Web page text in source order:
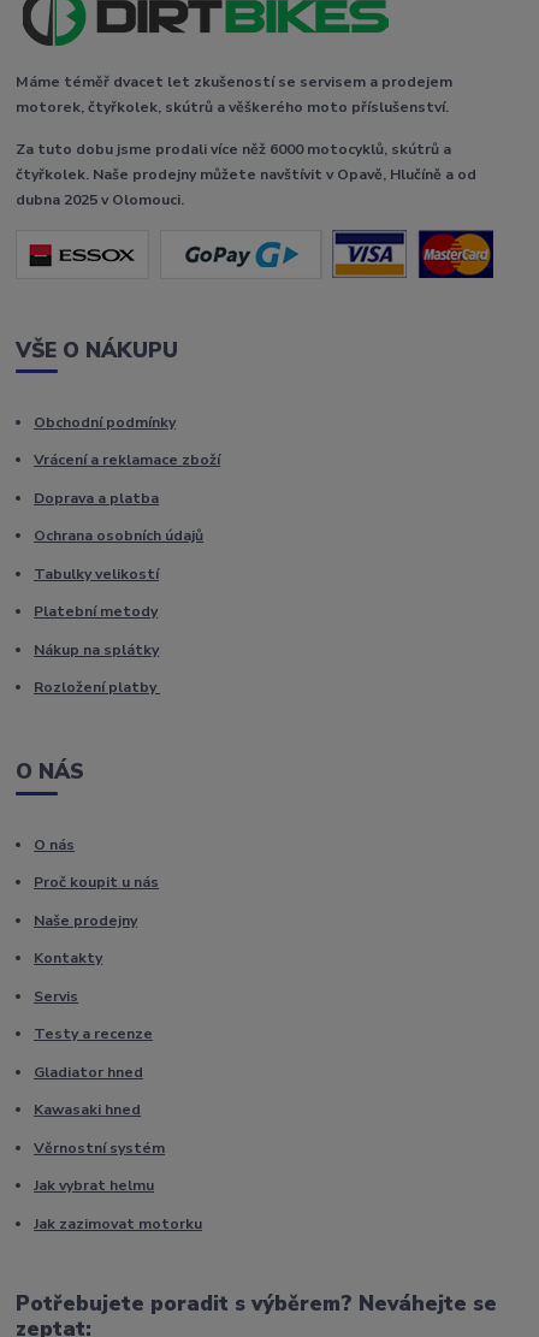
Máme téměř dvacet let zkušeností se servisem a prodejem
motorek, čtyřkolek, skútrů a věškerého moto příslušenství.
Za tuto dobu jsme prodali více něž 6000 motocyklů, skútrů a
čtyřkolek. Naše prodejny můžete navštívit v Opavě, Hlučíně a od
dubna 2025 v Olomouci.
VŠE O NÁKUPU
Obchodní podmínky
Vrácení a reklamace zboží
Doprava a platba
Ochrana osobních údajů
Tabulky velikostí
Platební metody
Nákup na splátky
Rozložení platby
O NÁS
O nás
Proč koupit u nás
Naše prodejny
Kontakty
Servis
Testy a recenze
Gladiator hned
Kawasaki hned
Věrnostní systém
Jak vybrat helmu
Jak zazimovat motorku
Potřebujete poradit s výběrem? Neváhejte se
zeptat: